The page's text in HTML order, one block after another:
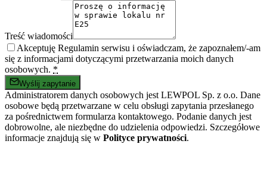
Treść wiadomości
Akceptuję Regulamin serwisu i oświadczam, że zapoznałem/-am
się z informacjami dotyczącymi przetwarzania moich danych
osobowych. *
Wyślij zapytanie
Administratorem danych osobowych jest LEWPOL Sp. z o.o. Dane
osobowe będą przetwarzane w celu obsługi zapytania przesłanego
za pośrednictwem formularza kontaktowego. Podanie danych jest
dobrowolne, ale niezbędne do udzielenia odpowiedzi. Szczegółowe
informacje znajdują się w Polityce prywatności.